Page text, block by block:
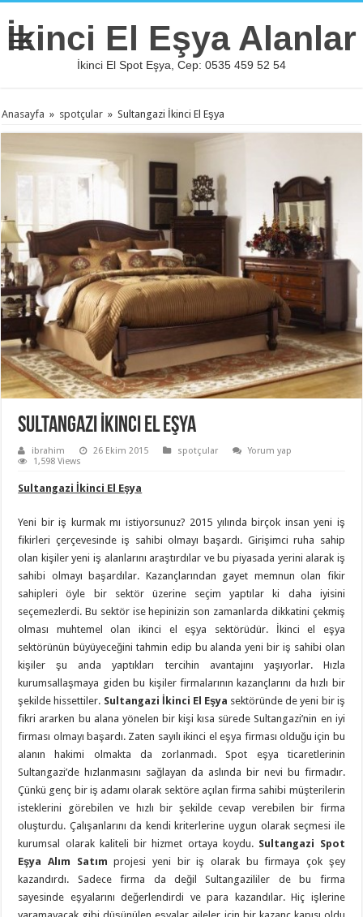
İkinci El Eşya Alanlar
İkinci El Spot Eşya, Cep: 0535 459 52 54
Anasayfa » spotçular » Sultangazi İkinci El Eşya
Sultangazi İkinci El Eşya
ibrahim 26 Ekim 2015 spotçular
Yorum yap
1,598 Views
Sultangazi İkinci El Eşya
Yeni bir iş kurmak mı istiyorsunuz? 2015 yılında birçok insan yeni iş
fikirleri çerçevesinde iş sahibi olmayı başardı. Girişimci ruha sahip
olan kişiler yeni iş alanlarını araştırdılar ve bu piyasada yerini alarak iş
sahibi olmayı başardılar. Kazançlarından gayet memnun olan fikir
sahipleri öyle bir sektör üzerine seçim yaptılar ki daha iyisini
seçemezlerdi. Bu sektör ise hepinizin son zamanlarda dikkatini çekmiş
olması muhtemel olan ikinci el eşya sektörüdür. İkinci el eşya
sektörünün büyüyeceğini tahmin edip bu alanda yeni bir iş sahibi olan
kişiler şu anda yaptıkları tercihin avantajını yaşıyorlar. Hızla
kurumsallaşmaya giden bu kişiler firmalarının kazançlarını da hızlı bir
şekilde hissettiler. Sultangazi İkinci El Eşya sektöründe de yeni bir iş
fikri ararken bu alana yönelen bir kişi kısa sürede Sultangazi’nin en iyi
firması olmayı başardı. Zaten sayılı ikinci el eşya firması olduğu için bu
alanın hakimi olmakta da zorlanmadı. Spot eşya ticaretlerinin
Sultangazi’de hızlanmasını sağlayan da aslında bir nevi bu firmadır.
Çünkü genç bir iş adamı olarak sektöre açılan firma sahibi müşterilerin
isteklerini görebilen ve hızlı bir şekilde cevap verebilen bir firma
oluşturdu. Çalışanlarını da kendi kriterlerine uygun olarak seçmesi ile
kurumsal olarak kaliteli bir hizmet ortaya koydu. Sultangazi Spot
Eşya Alım Satım projesi yeni bir iş olarak bu firmaya çok şey
kazandırdı. Sadece firma da değil Sultangazililer de bu firma
sayesinde eşyalarını değerlendirdi ve para kazandılar. Hiç işlerine